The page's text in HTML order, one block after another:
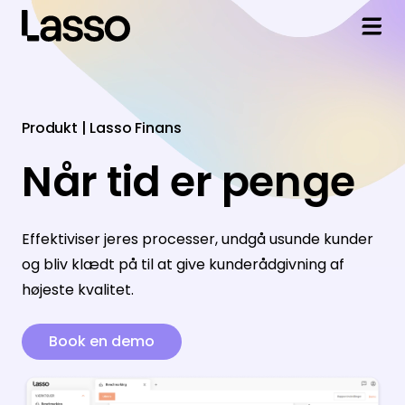
Løsninger
Sales
Markedsdata
Revision
Data API
Live Nummer
Se alle værktøjer
Integrationer
Adversus
HubSpot
Pipedrive
Salesforce
Enreach Outbound
Viden og Hjælp
Ordbog
Kundecases
Helpdesk
Teknisk support
Om Lasso
Mød kunderne
Partnere
Kontakt os
Log ind
Produkt | Lasso Finans
Når tid er penge
Effektiviser jeres processer, undgå usunde kunder
og bliv klædt på til at give kunderådgivning af
højeste kvalitet.
Book en demo